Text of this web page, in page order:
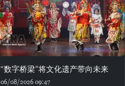
“数字桥梁”将文化遗产带向未来
06/08/2026 09:47